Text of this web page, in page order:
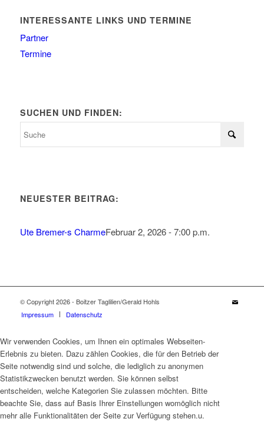
INTERESSANTE LINKS UND TERMINE
Partner
Termine
SUCHEN UND FINDEN:
NEUESTER BEITRAG:
Ute Bremer-s CharmeFebruar 2, 2026 - 7:00 p.m.
© Copyright 2026 - Boitzer Taglilien/Gerald Hohls
Impressum
Datenschutz
Wir verwenden Cookies, um Ihnen ein optimales Webseiten-
Erlebnis zu bieten. Dazu zählen Cookies, die für den Betrieb der
Seite notwendig sind und solche, die lediglich zu anonymen
Statistikzwecken benutzt werden. Sie können selbst
entscheiden, welche Kategorien Sie zulassen möchten. Bitte
beachte Sie, dass auf Basis Ihrer Einstellungen womöglich nicht
mehr alle Funktionalitäten der Seite zur Verfügung stehen.u.